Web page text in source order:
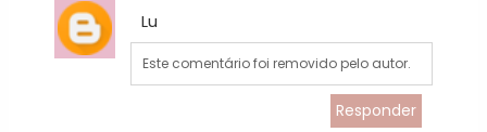
Lu
Este comentário foi removido pelo autor.
Responder